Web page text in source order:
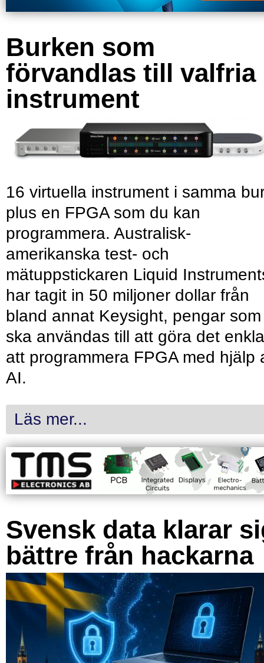
Burken som
förvandlas till valfria
instrument
16 virtuella instrument i samma
plus en FPGA som du kan
programmera. Australisk-
amerikanska test- och
mätuppstickaren Liquid
har tagit in 50 miljoner dollar från
bland annat Keysight, pengar som
ska användas till att göra det
att programmera FPGA med hjälp
AI.
Läs mer...
Svensk data klarar
bättre från hackarna